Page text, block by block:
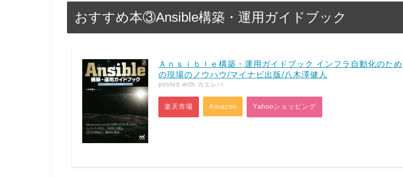
おすすめ本③Ansible構築・運用ガイドブック
Ａｎｓｉｂｌｅ構築・運用ガイドブック インフラ自動化のため
の現場のノウハウ/マイナビ出版/八木澤健人
posted with カエレバ
楽天市場 Amazon Yahooショッピング